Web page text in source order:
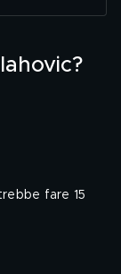
fare 15